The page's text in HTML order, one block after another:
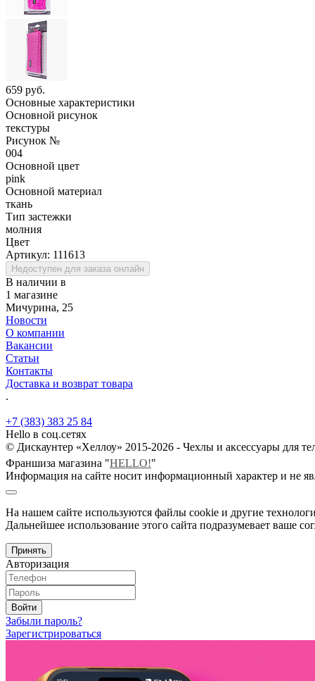
659 руб.
Основные характеристики
Основной рисунок
текстуры
Рисунок №
004
Основной цвет
pink
Основной материал
ткань
Тип застежки
молния
Цвет
Артикул: 111613
Недоступен для заказа онлайн
В наличии в
1 магазине
Мичурина, 25
Новости
О компании
Вакансии
Статьи
Контакты
Доставка и возврат товара
.
+7 (383) 383 25 84
Hello в соц.сетях
© Дискаунтер «Хеллоу» 2015-2026 - Чехлы и аксессуары для
Франшиза магазина "HELLO!"
Информация на сайте носит информационный характер и не
На нашем сайте используются файлы cookie и другие
Дальнейшее использование этого сайта подразумевает ваше
Принять
Авторизация
Войти
Забыли пароль?
Зарегистрироваться